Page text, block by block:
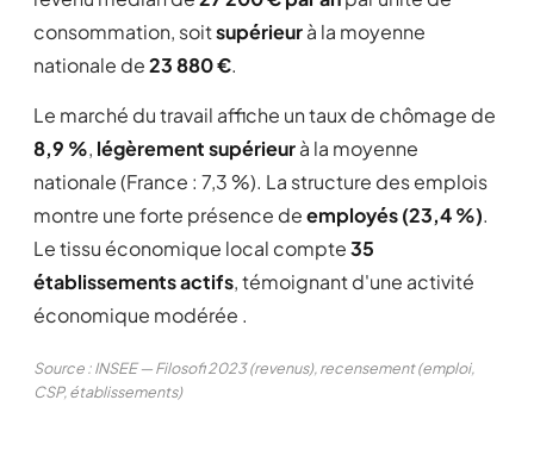
consommation, soitsupérieurà la moyenne
nationale de23 880 €.
Le marché du travail affiche un taux de chômage de
8,9 %, légèrement supérieurà la moyenne
nationale (France : 7,3 %). La structure des emplois
montre une forte présence deemployés (23,4 %).
Le tissu économique local compte35
établissements actifs, témoignant d'une activité
économique modérée .
Source : INSEE — Filosofi 2023 (revenus), recensement (emploi,
CSP, établissements)